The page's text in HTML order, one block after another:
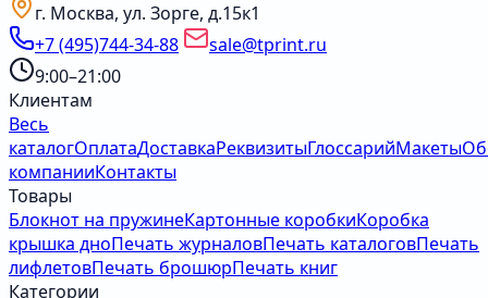
г. Москва, ул. Зорге, д.15к1
+7 (495)744-34-88
sale@tprint.ru
9:00–21:00
Клиентам
Весь
каталогОплатаДоставкаРеквизитыГлоссарийМакеты
компанииКонтакты
Товары
Блокнот на пружинеКартонные коробкиКоробка
крышка дноПечать журналовПечать каталоговПечать
лифлетовПечать брошюрПечать книг
Категории